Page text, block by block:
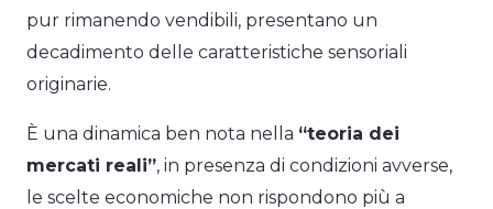
pur rimanendo vendibili, presentano un
decadimento delle caratteristiche sensoriali
originarie.
È una dinamica ben nota nella “teoria dei
mercati reali”, in presenza di condizioni avverse,
le scelte economiche non rispondono più a